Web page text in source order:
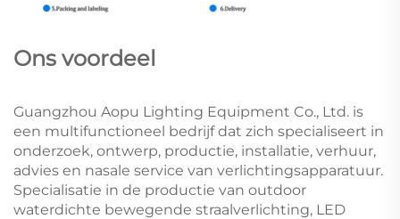
Ons voordeel
Guangzhou Aopu Lighting Equipment Co., Ltd. is
een multifunctioneel bedrijf dat zich specialiseert in
onderzoek, ontwerp, productie, installatie, verhuur,
advies en nasale service van verlichtingsapparatuur.
Specialisatie in de productie van outdoor
waterdichte bewegende straalverlichting, LED